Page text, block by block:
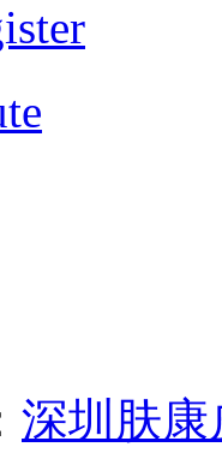
深圳肤